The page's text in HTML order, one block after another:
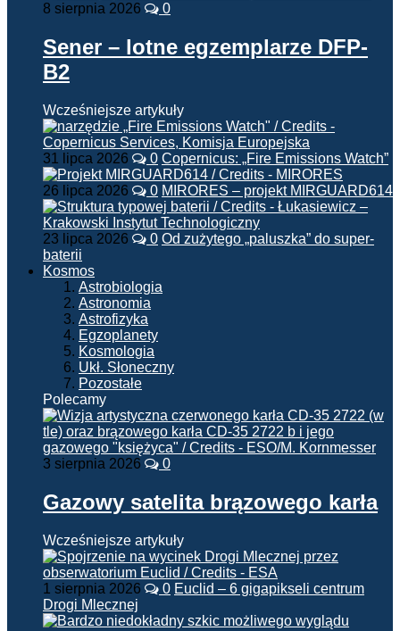
8 sierpnia 2026 0
Sener – lotne egzemplarze DFP-
B2
Wcześniejsze artykuły
31 lipca 2026 0 Copernicus: „Fire Emissions Watch”
26 lipca 2026 0 MIRORES – projekt MIRGUARD614
23 lipca 2026 0 Od zużytego „paluszka” do super-
baterii
Kosmos
Astrobiologia
Astronomia
Astrofizyka
Egzoplanety
Kosmologia
Ukł. Słoneczny
Pozostałe
Polecamy
3 sierpnia 2026 0
Gazowy satelita brązowego karła
Wcześniejsze artykuły
1 sierpnia 2026 0 Euclid – 6 gigapikseli centrum
Drogi Mlecznej